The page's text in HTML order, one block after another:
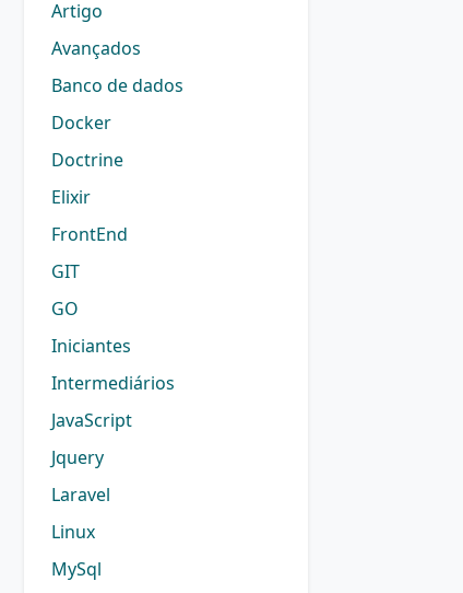
Artigo
Avançados
Banco de dados
Docker
Doctrine
Elixir
FrontEnd
GIT
GO
Iniciantes
Intermediários
JavaScript
Jquery
Laravel
Linux
MySql